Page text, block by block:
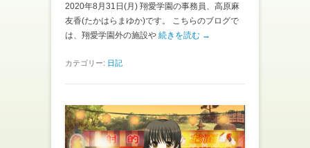
2020年8月31日(月) 翔愛学園の事務員、高原麻
友香(たかはらまゆか)です。 こちらのブログで
は、翔愛学園外の施設や 続きを読む →
カテゴリー: 日記